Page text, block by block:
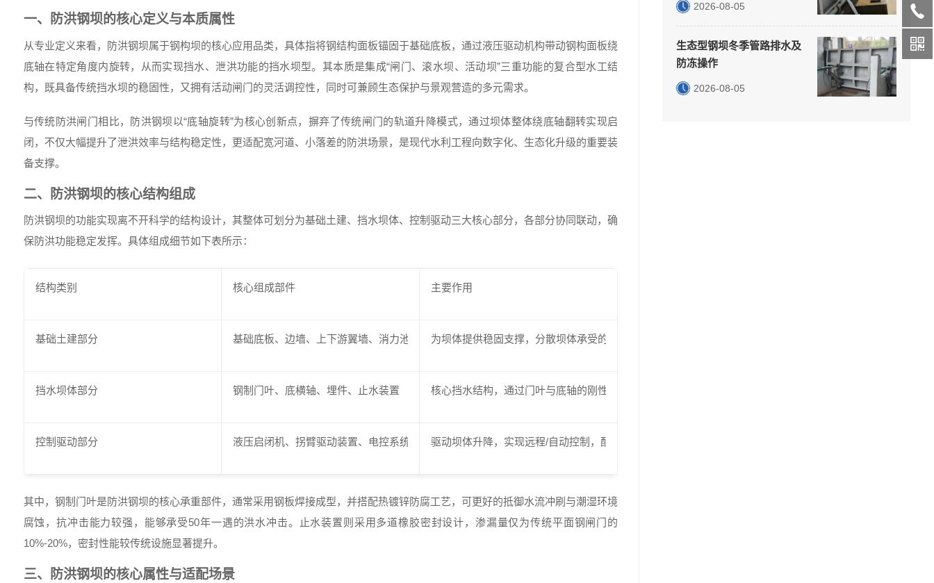
一、防洪钢坝的核心定义与本质属性
从专业定义来看，防洪钢坝属于钢构坝的核心应用品类，具体指将钢结构面板锚固于基础底板，通过液压驱动机构带动钢构面板绕
底轴在特定角度内旋转，从而实现挡水、泄洪功能的挡水坝型。其本质是集成“闸门、滚水坝、活动坝”三重功能的复合型水工结
构，既具备传统挡水坝的稳固性，又拥有活动闸门的灵活调控性，同时可兼顾生态保护与景观营造的多元需求。
与传统防洪闸门相比，防洪钢坝以“底轴旋转”为核心创新点，摒弃了传统闸门的轨道升降模式，通过坝体整体绕底轴翻转实现启
闭，不仅大幅提升了泄洪效率与结构稳定性，更适配宽河道、小落差的防洪场景，是现代水利工程向数字化、生态化升级的重要装
备支撑。
二、防洪钢坝的核心结构组成
防洪钢坝的功能实现离不开科学的结构设计，其整体可划分为基础土建、挡水坝体、控制驱动三大核心部分，各部分协同联动，确
保防洪功能稳定发挥。具体组成细节如下表所示：
结构类别 核心组成部件 主要作用
基础土建部分 基础底板、边墙、上下游翼墙、消力池、海漫为坝体提供稳固支撑，分散坝体承受的水流压力，缓解水流冲击对河道的破坏
挡水坝体部分 钢制门叶、底横轴、埋件、止水装置 核心挡水结构，通过门叶与底轴的刚性连接实现翻转启闭，止水装置保障密封防渗漏
控制驱动部分 液压启闭机、拐臂驱动装置、电控系统、安全检测装置驱动坝体升降，实现远程/自动控制，配备过载保护、限位开关等保障运行安全
其中，钢制门叶是防洪钢坝的核心承重部件，通常采用钢板焊接成型，并搭配热镀锌防腐工艺，可更好的抵御水流冲刷与潮湿环境
腐蚀，抗冲击能力较强，能够承受50年一遇的洪水冲击。止水装置则采用多道橡胶密封设计，渗漏量仅为传统平面钢闸门的
10%-20%，密封性能较传统设施显著提升。
三、防洪钢坝的核心属性与适配场景
2026-08-05
生态型钢坝冬季管路排水及
防冻操作
2026-08-05